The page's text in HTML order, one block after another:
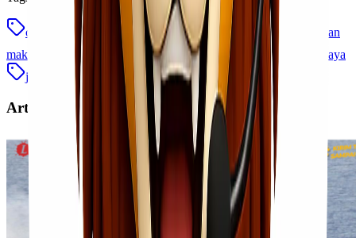
cargo laut udara cargo medan makassar
ekspedisi medan
makassar
ekspedisi murah indonesia
jasa ekspedisi terpercaya
jasa kirim barang sumatera sulawesi
logistik antar pulau
Artikel Terkait